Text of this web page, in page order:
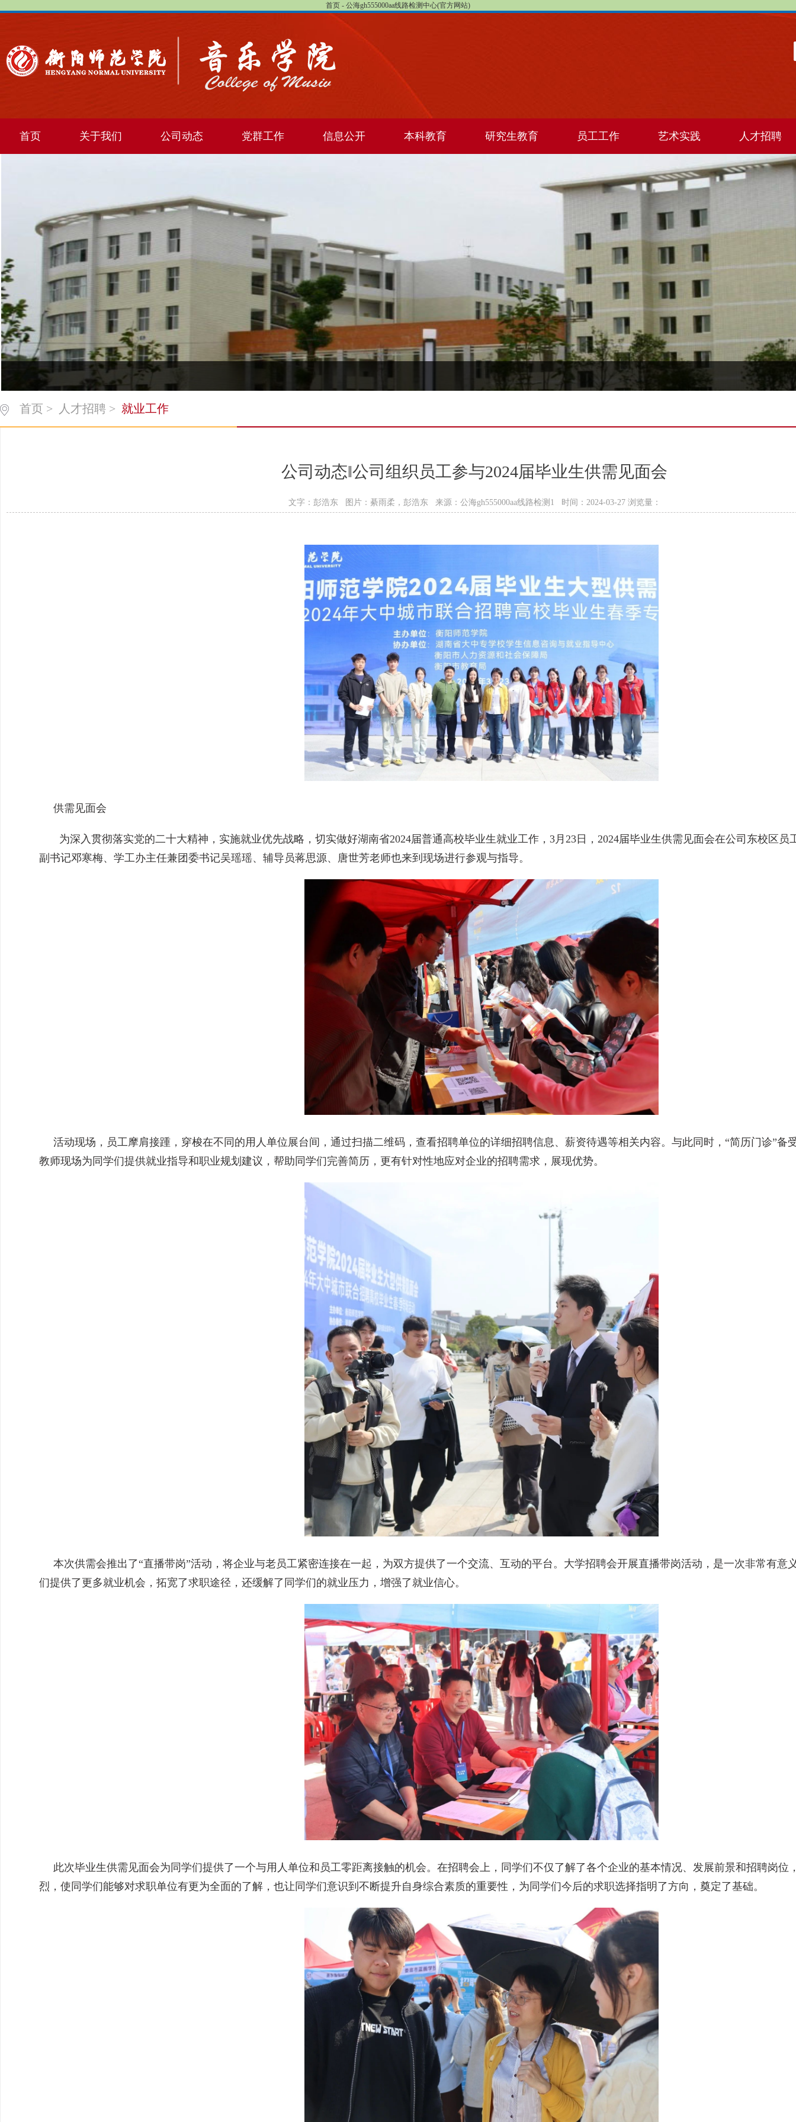
首页 - 公海gh555000aa线路检测中心(官方网站)
首页 关于我们 公司动态 党群工作 信息公开 本科教育 研究生教育 员工工作 艺术实践 人才招聘
首页 > 人才招聘 > 就业工作
公司动态‖公司组织员工参与2024届毕业生供需见面会
文字：彭浩东 图片：綦雨柔，彭浩东 来源：公海gh555000aa线路检测1 时间：2024-03-27 浏览量：
供需见面会
为深入贯彻落实党的二十大精神，实施就业优先战略，切实做好湖南省2024届普通高校毕业生就业工作，3月23日，2024届毕业生供需见面会在公司东校区员
副书记邓寒梅、学工办主任兼团委书记吴瑶瑶、辅导员蒋思源、唐世芳老师也来到现场进行参观与指导。
活动现场，员工摩肩接踵，穿梭在不同的用人单位展台间，通过扫描二维码，查看招聘单位的详细招聘信息、薪资待遇等相关内容。与此同时，“简历门诊”备
教师现场为同学们提供就业指导和职业规划建议，帮助同学们完善简历，更有针对性地应对企业的招聘需求，展现优势。
本次供需会推出了“直播带岗”活动，将企业与老员工紧密连接在一起，为双方提供了一个交流、互动的平台。大学招聘会开展直播带岗活动，是一次非常有意
们提供了更多就业机会，拓宽了求职途径，还缓解了同学们的就业压力，增强了就业信心。
此次毕业生供需见面会为同学们提供了一个与用人单位和员工零距离接触的机会。在招聘会上，同学们不仅了解了各个企业的基本情况、发展前景和招聘岗位
烈，使同学们能够对求职单位有更为全面的了解，也让同学们意识到不断提升自身综合素质的重要性，为同学们今后的求职选择指明了方向，奠定了基础。